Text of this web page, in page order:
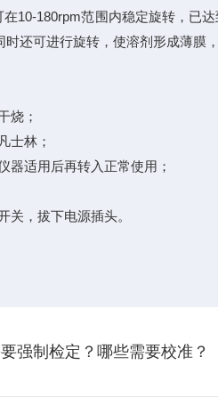
10-180rpm范围内稳定旋转，已
还可进行旋转，使溶剂形成薄膜
烧；
士林；
器适用后再转入正常使用；
关，拔下电源插头。
强制检定？哪些需要校准？